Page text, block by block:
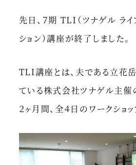
先日、７期 TLI（ツナゲル ライ
ション）講座が終了しました。
TLI講座とは、夫である立花
ている株式会社ツナゲル主催
２ヶ月間、全４日のワークショッ